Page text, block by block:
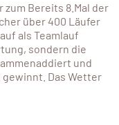
zum Bereits 8.Mal der
über 400 Läufer
als Teamlauf
sondern die
und
Das Wetter